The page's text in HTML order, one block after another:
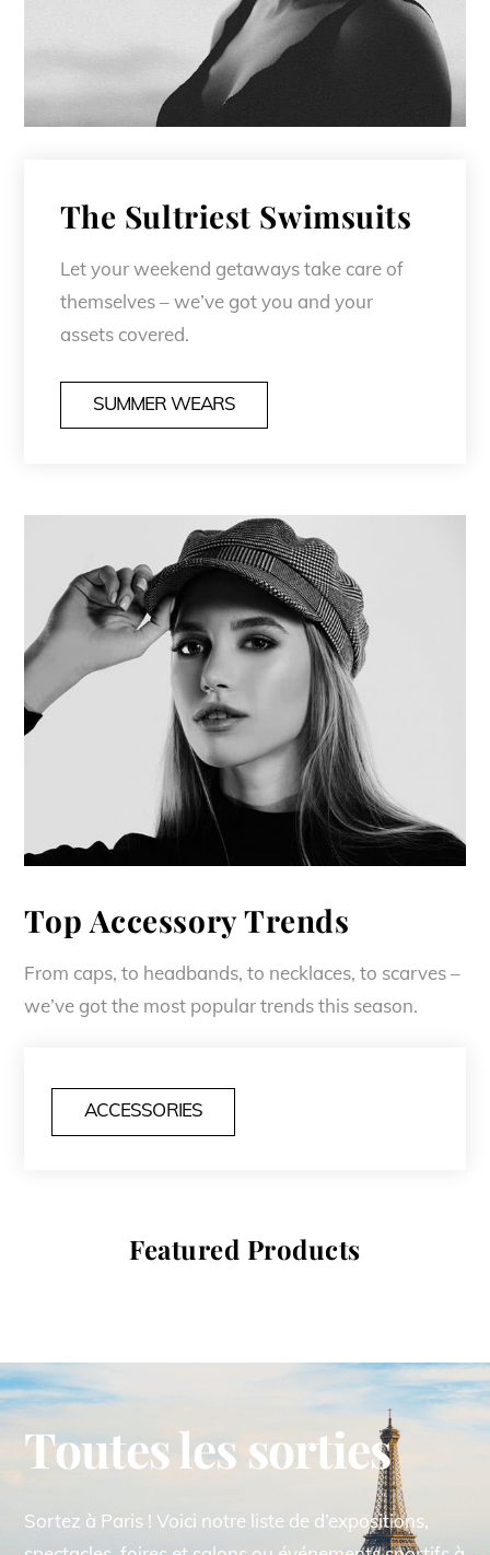
The Sultriest Swimsuits
Let your weekend getaways take care of
themselves – we’ve got you and your
assets covered.
SUMMER WEARS
Top Accessory Trends
From caps, to headbands, to necklaces, to scarves –
we’ve got the most popular trends this season.
ACCESSORIES
Featured Products
Toutes les sorties
Sortez à Paris ! Voici notre liste de d’expositions,